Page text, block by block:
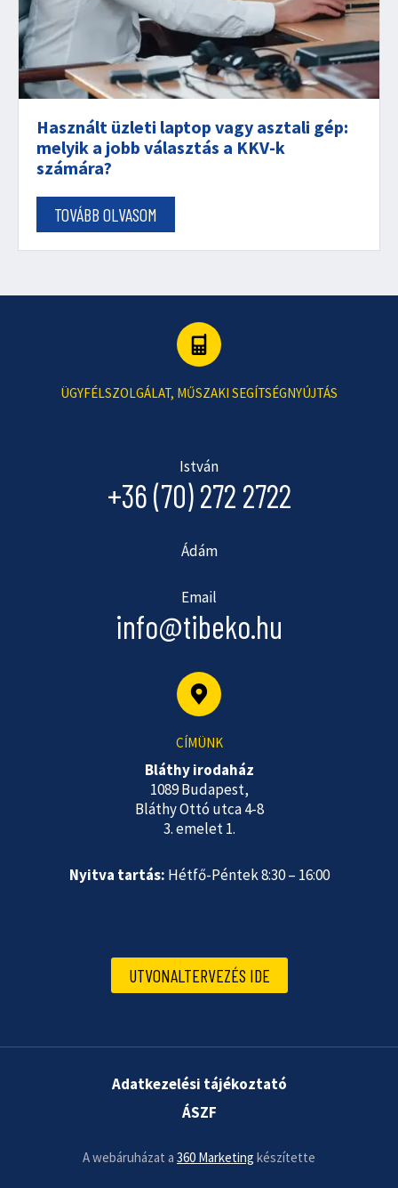
Használt üzleti laptop vagy asztali gép:
melyik a jobb választás a KKV-k
számára?
TOVÁBB OLVASOM
ÜGYFÉLSZOLGÁLAT, MŰSZAKI SEGÍTSÉGNYÚJTÁS
István
+36 (70) 272 2722
Ádám
Email
info@tibeko.hu
CÍMÜNK
Bláthy irodaház
1089 Budapest,
Bláthy Ottó utca 4-8
3. emelet 1.
Nyitva tartás: Hétfő-Péntek 8:30 – 16:00
UTVONALTERVEZÉS IDE
Adatkezelési tájékoztató
ÁSZF
A webáruházat a 360 Marketing készítette